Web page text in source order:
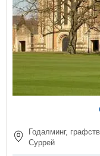
Годалминг,
Суррей